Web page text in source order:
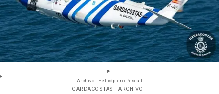
Archivo - Helicóptero Pesca I
- GARDACOSTAS - ARCHIVO